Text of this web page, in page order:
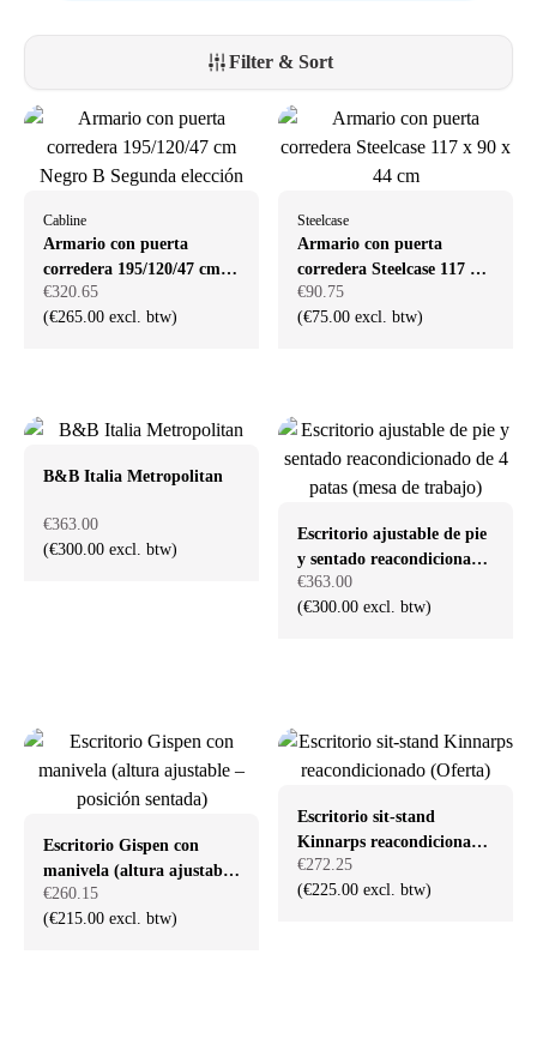
Filter & Sort
Cabline
Armario con puerta
corredera 195/120/47 cm
Negro B Segunda elección
€320.65
(€265.00 excl. btw)
Steelcase
Armario con puerta
corredera Steelcase 117 x
90 x 44 cm
€90.75
(€75.00 excl. btw)
B&B Italia Metropolitan
€363.00
(€300.00 excl. btw)
Escritorio ajustable de pie
y sentado reacondicionado
de 4 patas (mesa de
trabajo)
€363.00
(€300.00 excl. btw)
Escritorio Gispen con
manivela (altura ajustable
– posición sentada)
€260.15
(€215.00 excl. btw)
Escritorio sit-stand
Kinnarps reacondicionado
(Oferta)
€272.25
(€225.00 excl. btw)